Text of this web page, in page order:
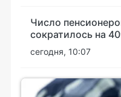
Число
сократилось на
сегодня, 10:07